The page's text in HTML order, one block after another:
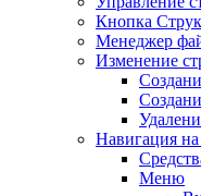
Кнопка
Менеджер
Изменение
Навигация на
Меню